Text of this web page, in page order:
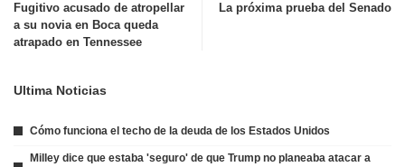
Fugitivo acusado de atropellar
a su novia en Boca queda
atrapado en Tennessee
La próxima prueba del Senado
Ultima Noticias
Cómo funciona el techo de la deuda de los Estados Unidos
Milley dice que estaba 'seguro' de que Trump no planeaba atacar a